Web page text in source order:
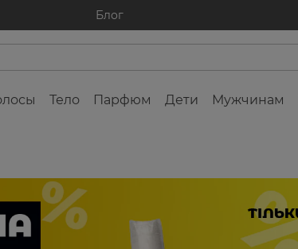
Блог
Тело Парфюм Дети Мужчинам